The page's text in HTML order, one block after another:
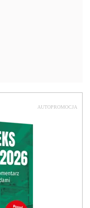
AUTOPROMOCJA